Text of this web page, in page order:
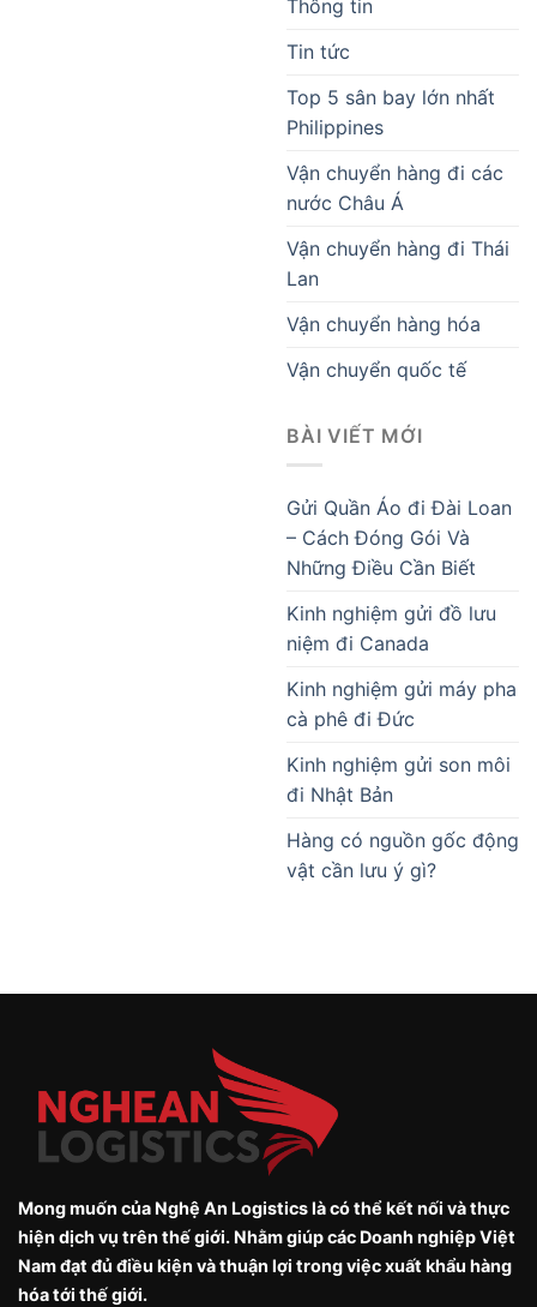
Thông tin
Tin tức
Top 5 sân bay lớn nhất
Philippines
Vận chuyển hàng đi các
nước Châu Á
Vận chuyển hàng đi Thái
Lan
Vận chuyển hàng hóa
Vận chuyển quốc tế
BÀI VIẾT MỚI
Gửi Quần Áo đi Đài Loan
– Cách Đóng Gói Và
Những Điều Cần Biết
Kinh nghiệm gửi đồ lưu
niệm đi Canada
Kinh nghiệm gửi máy pha
cà phê đi Đức
Kinh nghiệm gửi son môi
đi Nhật Bản
Hàng có nguồn gốc động
vật cần lưu ý gì?
Mong muốn của Nghệ An Logistics là có thể kết nối và thực
hiện dịch vụ trên thế giới. Nhằm giúp các Doanh nghiệp Việt
Nam đạt đủ điều kiện và thuận lợi trong việc xuất khẩu hàng
hóa tới thế giới.